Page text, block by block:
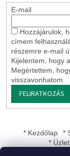
E-mail
Hozzájárulok,
címem
részemre e-mail
Kijelentem, hogy
Megértettem,
visszavonhatom.
FELIRATKOZÁS
* Kezdőlap *
*